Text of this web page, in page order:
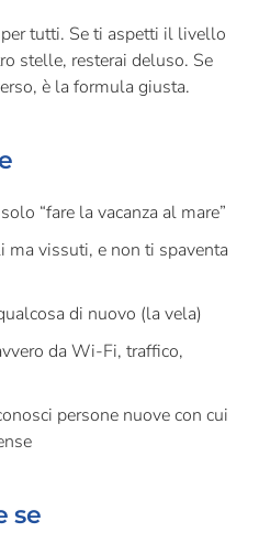
tutti. Se ti aspetti il livello
stelle, resterai deluso. Se
è la formula giusta.
“fare la vacanza al mare”
ma vissuti, e non ti spaventa
di nuovo (la vela)
da Wi-Fi, traffico,
persone nuove con cui
se